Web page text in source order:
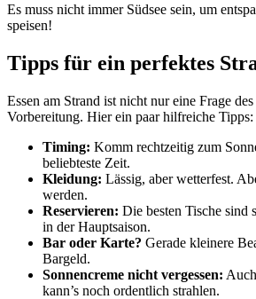
Es muss nicht immer Südsee sein, um
speisen!
Tipps für ein perfektes
Essen am Strand ist nicht nur eine Frage
Vorbereitung. Hier ein paar hilfreiche Tipps:
Timing: Komm rechtzeitig zum
beliebteste Zeit.
Kleidung: Lässig, aber wetterfest.
werden.
Reservieren: Die besten Tische sind
in der Hauptsaison.
Bar oder Karte? Gerade kleinere
Bargeld.
Sonnencreme nicht vergessen:
kann’s noch ordentlich strahlen.